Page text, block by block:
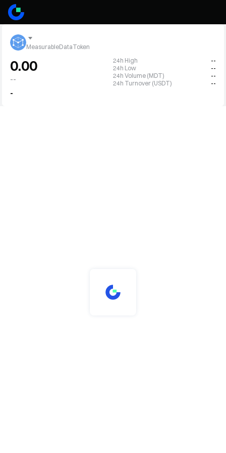
MeasurableDataToken
0.00
--
-
24h High
--
24h Low
--
24h Volume (MDT)
--
24h Turnover (USDT)
--